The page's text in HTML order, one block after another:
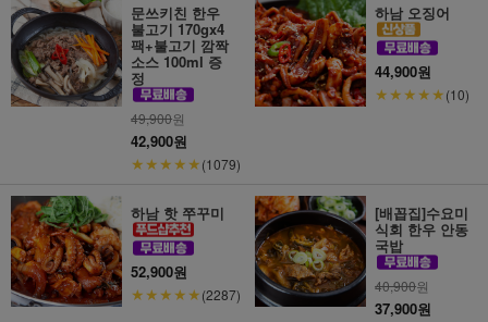
문쓰키친 한우
불고기 170gx4
팩+불고기 깜짝
소스 100ml 증
정
49,900원
42,900원
★★★★★(1079)
하남 오징어
44,900원
★★★★★(10)
하남 핫 쭈꾸미
52,900원
★★★★★(2287)
[배꼽집]수요미
식회 한우 안동
국밥
40,900원
37,900원